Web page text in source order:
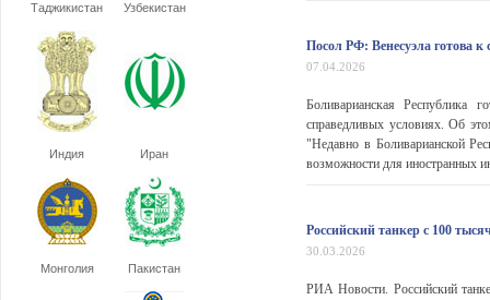
Таджикистан Узбекистан
Индия Иран
Монголия Пакистан
Посол РФ: Венесуэла готова к
07.04.2026
Боливарианская Республика
справедливых условиях. Об
"Недавно в Боливарианской
возможности для иностранных
Российский танкер с 100
30.03.2026
РИА Новости. Российский